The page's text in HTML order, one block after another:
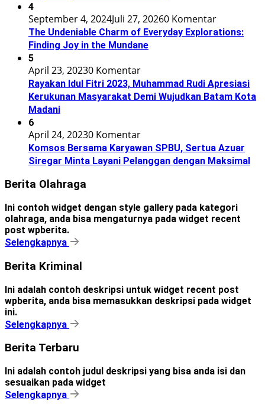
4
September 4, 2024Juli 27, 20260 Komentar
The Undeniable Charm of Everyday Explorations:
Finding Joy in the Mundane
5
April 23, 20230 Komentar
Rayakan Idul Fitri 2023, Muhammad Rudi Apresiasi
Kerukunan Masyarakat Demi Wujudkan Batam Kota
Madani
6
April 24, 20230 Komentar
Komsos Bersama Karyawan SPBU, Sertua Azuar
Siregar Minta Layani Pelanggan dengan Maksimal
Berita Olahraga
Ini contoh widget dengan style gallery pada kategori
olahraga, anda bisa mengaturnya pada widget recent
post wpberita.
Selengkapnya
Berita Kriminal
Ini adalah contoh deskripsi untuk widget recent post
wpberita, anda bisa memasukkan deskripsi pada widget
ini.
Selengkapnya
Berita Terbaru
Ini adalah contoh judul deskripsi yang bisa anda isi dan
sesuaikan pada widget
Selengkapnya